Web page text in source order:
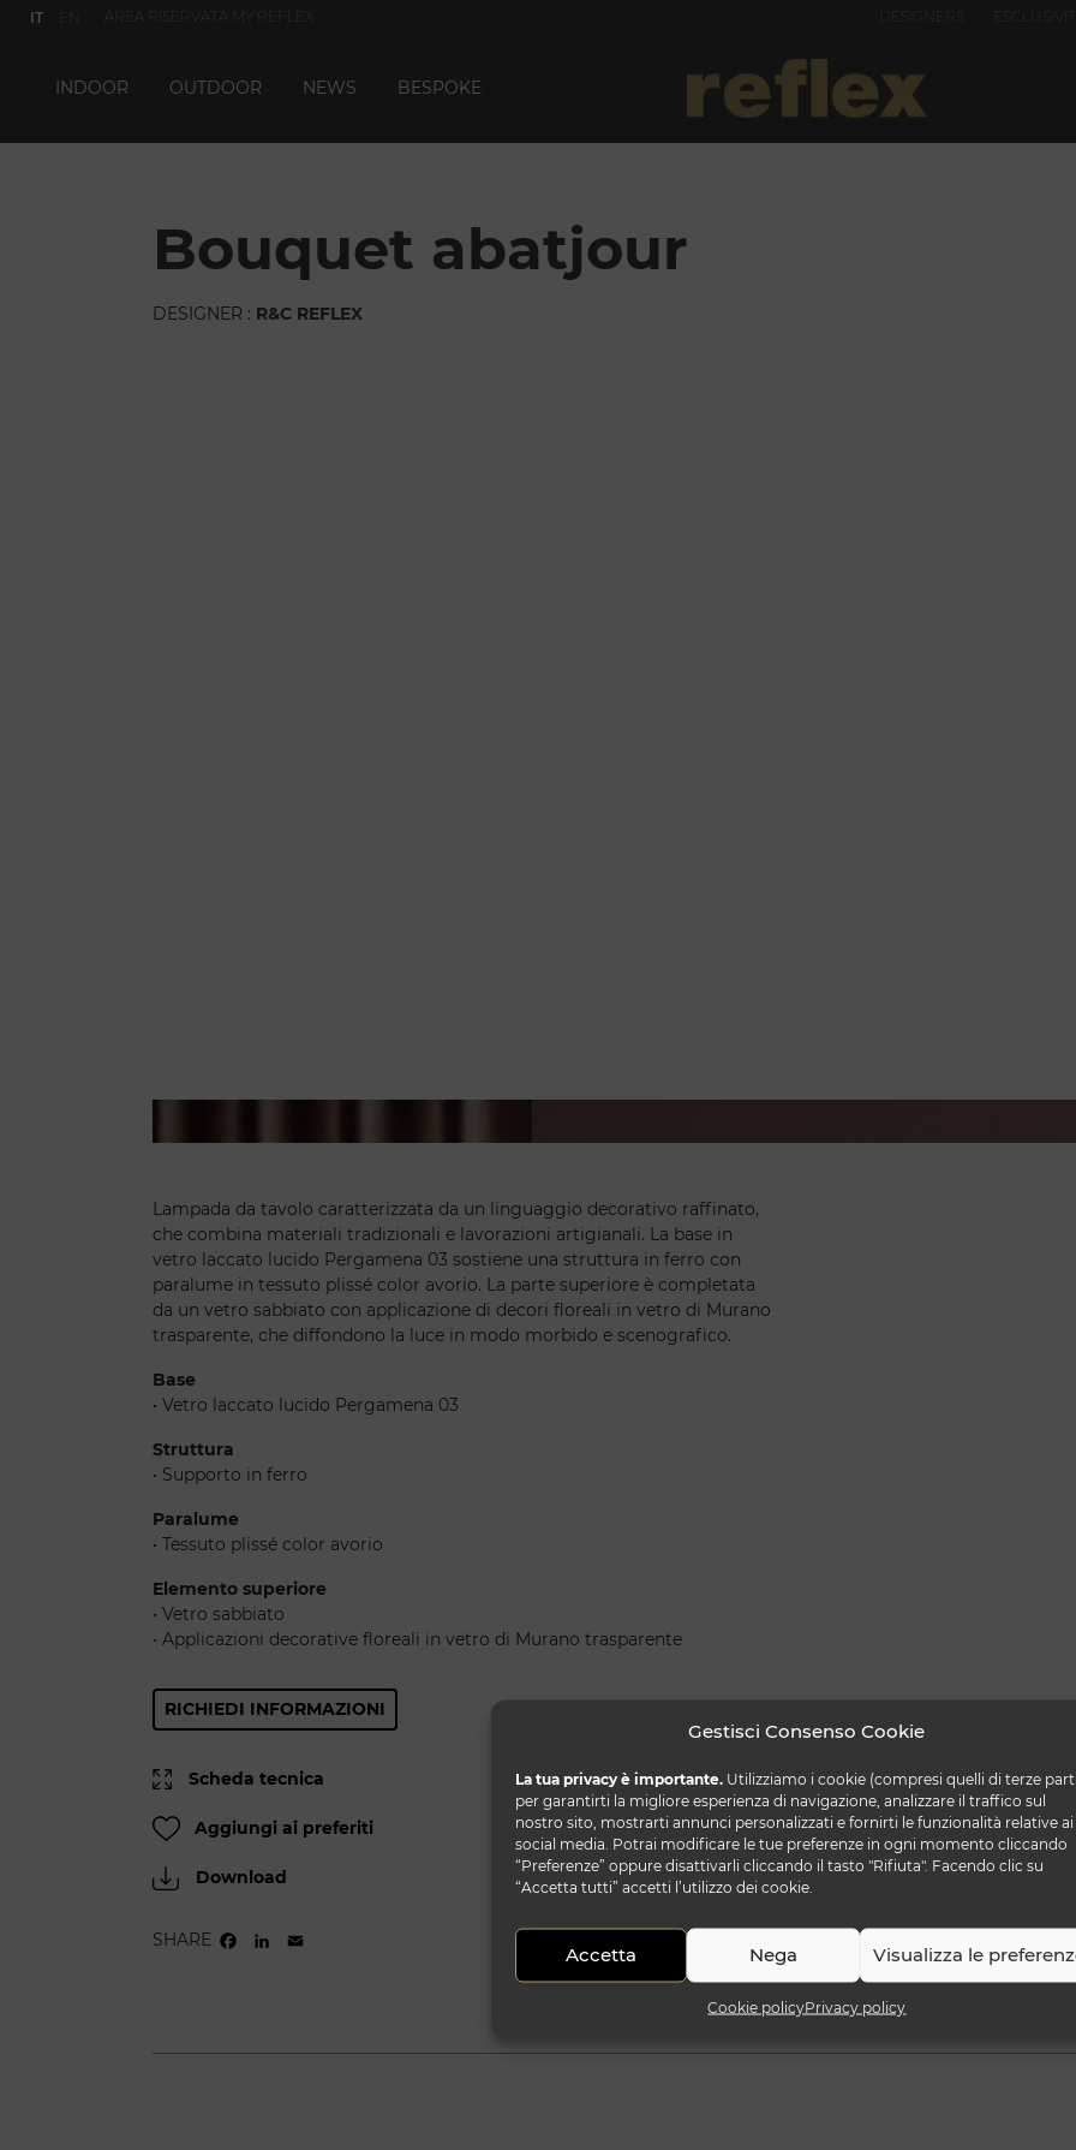
Gestisci Consenso Cookie
La tua privacy è importante. Utilizziamo i cookie (compresi quelli di terze
per garantirti la migliore esperienza di navigazione, analizzare il traffico sul
nostro sito, mostrarti annunci personalizzati e fornirti le funzionalità relative ai
social media. Potrai modificare le tue preferenze in ogni momento cliccando
“Preferenze” oppure disattivarli cliccando il tasto "Rifiuta". Facendo clic su
“Accetta tutti” accetti l’utilizzo dei cookie.
Accetta Nega Visualizza le
Cookie policyPrivacy policy
IT AREA RISERVATA MY REFLEX DESIGNERS
INDOOR OUTDOOR NEWS BESPOKE
bouquet abatjour
DESIGNER : R&C REFLEX
Lampada da tavolo caratterizzata da un linguaggio decorativo raffinato,
che combina materiali tradizionali e lavorazioni artigianali. La base in
vetro laccato lucido Pergamena 03 sostiene una struttura in ferro con
paralume in tessuto plissé color avorio. La parte superiore è completata
da un vetro sabbiato con applicazione di decori floreali in vetro di Murano
trasparente, che diffondono la luce in modo morbido e scenografico.
Base
• Vetro laccato lucido Pergamena 03
Struttura
• Supporto in ferro
Paralume
• Tessuto plissé color avorio
Elemento superiore
• Vetro sabbiato
• Applicazioni decorative floreali in vetro di Murano trasparente
RICHIEDI INFORMAZIONI
Scheda tecnica
Aggiungi ai preferiti
Download
SHARE FACEBOOK
LINKEDIN